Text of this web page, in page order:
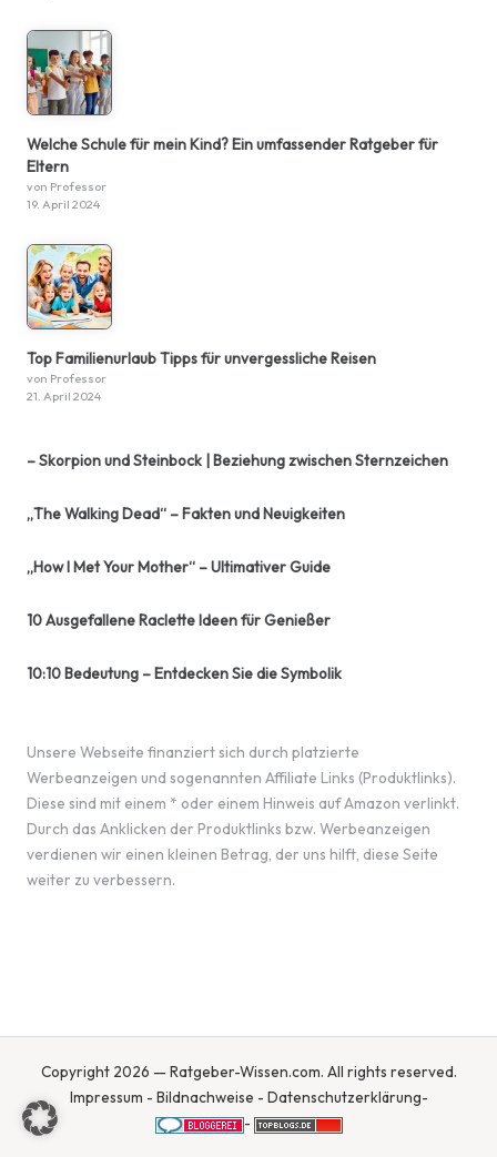
Welche Schule für mein Kind? Ein umfassender Ratgeber für
Eltern
von Professor
19. April 2024
Top Familienurlaub Tipps für unvergessliche Reisen
von Professor
21. April 2024
– Skorpion und Steinbock | Beziehung zwischen Sternzeichen
„The Walking Dead“ – Fakten und Neuigkeiten
„How I Met Your Mother“ – Ultimativer Guide
10 Ausgefallene Raclette Ideen für Genießer
10:10 Bedeutung – Entdecken Sie die Symbolik
Unsere Webseite finanziert sich durch platzierte
Werbeanzeigen und sogenannten Affiliate Links (Produktlinks).
Diese sind mit einem * oder einem Hinweis auf Amazon verlinkt.
Durch das Anklicken der Produktlinks bzw. Werbeanzeigen
verdienen wir einen kleinen Betrag, der uns hilft, diese Seite
weiter zu verbessern.
Copyright 2026 — Ratgeber-Wissen.com. All rights reserved.
Impressum - Bildnachweise - Datenschutzerklärung-
-